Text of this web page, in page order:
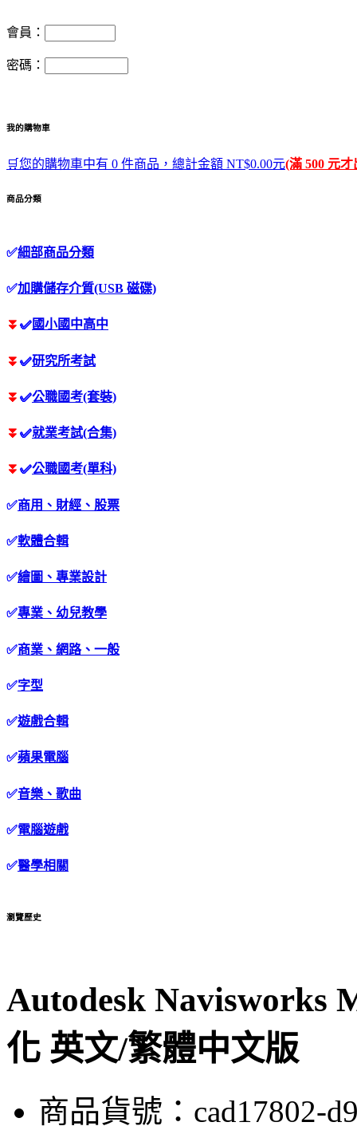
會員：
密碼：
我的購物車
🛒您的購物車中有 0 件商品，總計金額 NT$0.00元(滿 500 元才
商品分類
✅細部商品分類
✅加購儲存介質(USB 磁碟)
⏬ ✅國小國中高中
⏬ ✅研究所考試
⏬ ✅公職國考(套裝)
⏬ ✅就業考試(合集)
⏬ ✅公職國考(單科)
✅商用、財經、股票
✅軟體合輯
✅繪圖、專業設計
✅專業、幼兒教學
✅商業、網路、一般
✅字型
✅遊戲合輯
✅蘋果電腦
✅音樂、歌曲
✅電腦遊戲
✅醫學相關
瀏覽歷史
Autodesk Navisworks
化 英文/繁體中文版
商品貨號：cad17802-